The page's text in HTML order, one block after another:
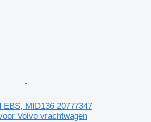
EBS, MID136 20777347
Volvo vrachtwagen